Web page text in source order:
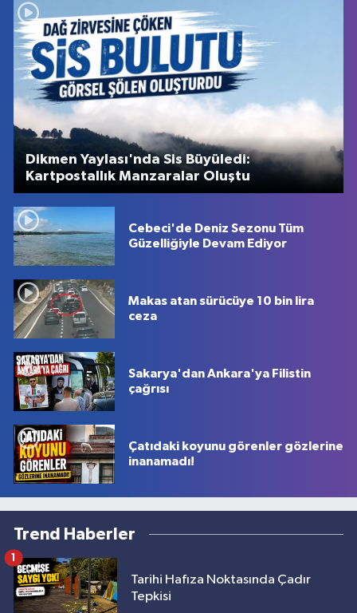
Dikmen Yaylası'nda Sis Büyüledi:
Kartpostallık Manzaralar Oluştu
Cebeci'de Deniz Sezonu Tüm
Güzelliğiyle Devam Ediyor
Makas atan sürücüye 10 bin lira
ceza
Sakarya'dan Ankara'ya Filistin
çağrısı
Çatıdaki koyunu görenler gözlerine
inanamadı!
Trend Haberler
Tarihi Hafıza Noktasında Çadır
Tepkisi
1